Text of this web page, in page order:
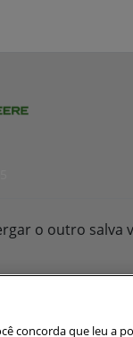
o outro salva
sua experiência
concorda que leu a